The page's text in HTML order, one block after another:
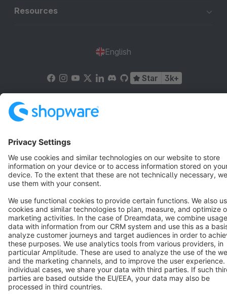
Resources
English
Star 3k+
Copyright © shopware AG - All rights reserved
Notice: * All prices are quoted net of the statutory value-added tax